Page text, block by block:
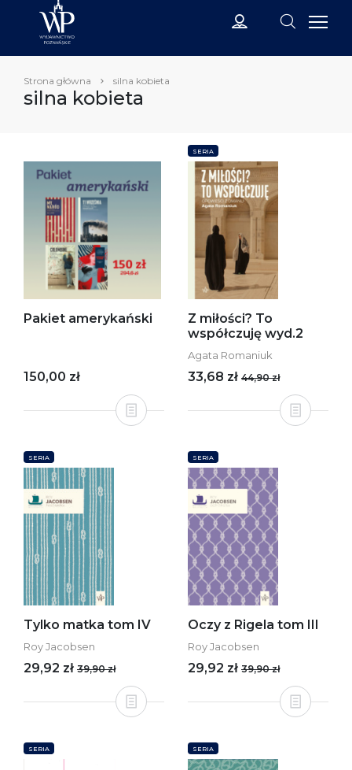
Strona główna silna kobieta
silna kobieta
Pakiet amerykański
150,00 zł
SERIA
Z miłości? To
współczuję wyd.2
Agata Romaniuk
33,68 zł 44,90 zł
SERIA
Tylko matka tom IV
Roy Jacobsen
29,92 zł 39,90 zł
SERIA
Oczy z Rigela tom III
Roy Jacobsen
29,92 zł 39,90 zł
SERIA SERIA